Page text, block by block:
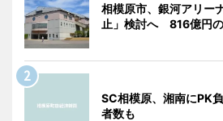
相模原市、銀河アリー
止」検討へ 816億円
SC相模原、湘南にPK
者数も